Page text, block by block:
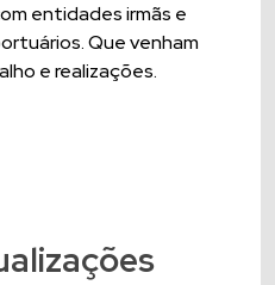
entidades irmãs e
Que venham
e realizações.